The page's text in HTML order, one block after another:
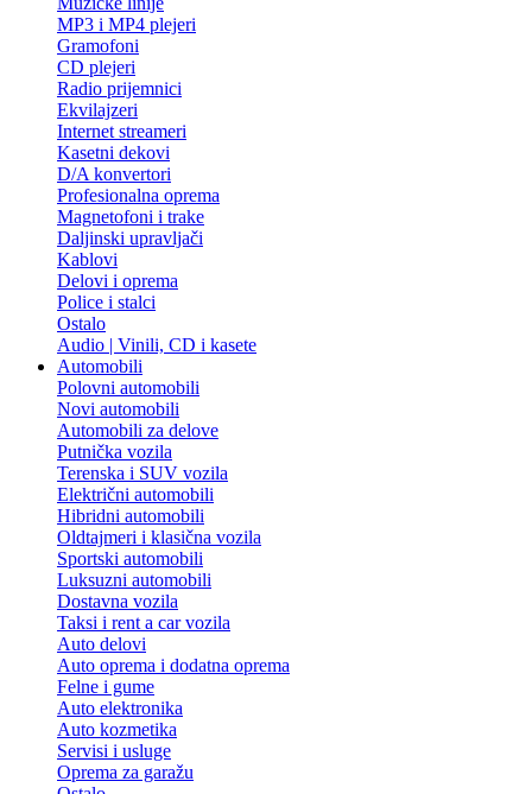
MP3 i MP4 plejeri
Gramofoni
CD plejeri
Radio prijemnici
Ekvilajzeri
Internet streameri
Kasetni dekovi
D/A konvertori
Profesionalna oprema
Magnetofoni i trake
Daljinski upravljači
Kablovi
Delovi i oprema
Police i stalci
Ostalo
Audio | Vinili, CD i kasete
Automobili
Polovni automobili
Novi automobili
Automobili za delove
Putnička vozila
Terenska i SUV vozila
Električni automobili
Hibridni automobili
Oldtajmeri i klasična vozila
Sportski automobili
Luksuzni automobili
Dostavna vozila
Taksi i rent a car vozila
Auto delovi
Auto oprema i dodatna oprema
Felne i gume
Auto elektronika
Auto kozmetika
Servisi i usluge
Oprema za garažu